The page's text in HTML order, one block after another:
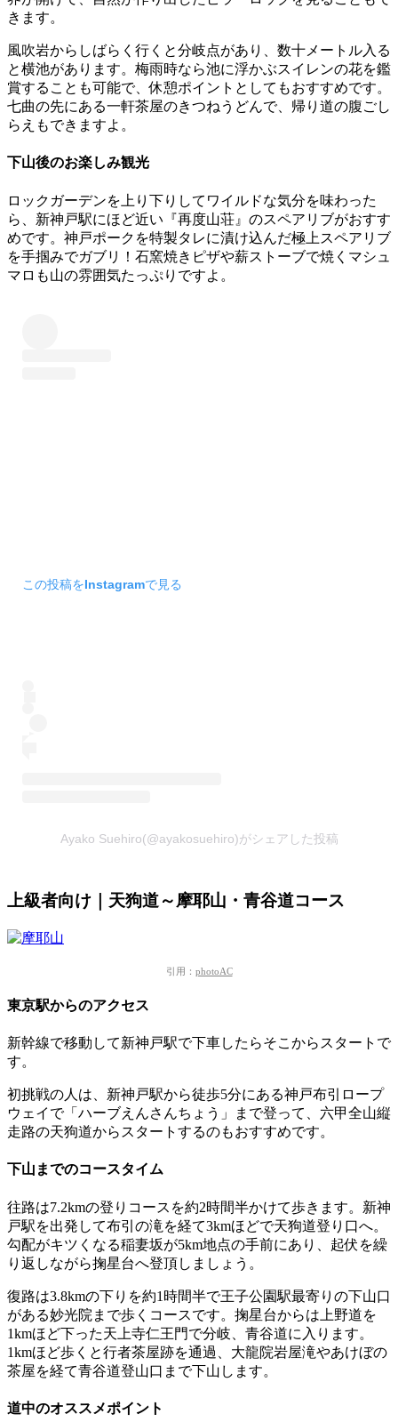
きます。
風吹岩からしばらく行くと分岐点があり、数十メートル入る
と横池があります。梅雨時なら池に浮かぶスイレンの花を鑑
賞することも可能で、休憩ポイントとしてもおすすめです。
七曲の先にある一軒茶屋のきつねうどんで、帰り道の腹ごし
らえもできますよ。
下山後のお楽しみ観光
ロックガーデンを上り下りしてワイルドな気分を味わった
ら、 新神戸駅にほど近い『再度山荘』のスペアリブがおすす
めです。 神戸ポークを特製タレに漬け込んだ極上スペアリブ
を手掴みでガブリ！石窯焼きピザや薪ストーブで焼くマシュ
マロも山の雰囲気たっぷりですよ。
この投稿をInstagramで見る
Ayako Suehiro(@ayakosuehiro)がシェアした投稿
上級者向け｜天狗道～摩耶山・青谷道コース
引用： photoAC
東京駅からのアクセス
新幹線で移動して新神戸駅で下車したらそこからスタートで
す。
初挑戦の人は、新神戸駅から徒歩5分にある神戸布引ロープ
ウェイで「ハーブえんさんちょう」まで登って、六甲全山縦
走路の天狗道からスタートするのもおすすめです。
下山までのコースタイム
往路は7.2kmの登りコースを約2時間半かけて歩きます。 新神
戸駅を出発して布引の滝を経て3kmほどで天狗道登り口へ。
勾配がキツくなる稲妻坂が5km地点の手前にあり、起伏を繰
り返しながら掬星台へ登頂しましょう。
復路は3.8kmの下りを約1時間半で王子公園駅最寄りの下山口
がある妙光院まで歩くコースです。 掬星台からは上野道を
1kmほど下った天上寺仁王門で分岐、青谷道に入ります。
1kmほど歩くと行者茶屋跡を通過、大龍院岩屋滝やあけぼの
茶屋を経て青谷道登山口まで下山します。
道中のオススメポイント